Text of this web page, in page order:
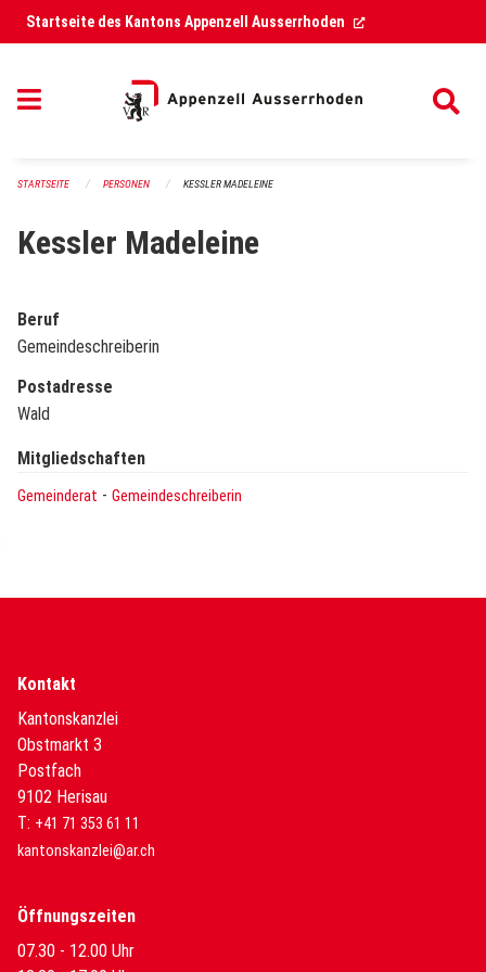
Navigation überspringen
Startseite des Kantons Appenzell Ausserrhoden (External Link)
STARTSEITE PERSONEN KESSLER MADELEINE
Kessler Madeleine
Beruf
Gemeindeschreiberin
Postadresse
Wald
Mitgliedschaften
Gemeinderat - Gemeindeschreiberin
Kontakt
Kantonskanzlei
Obstmarkt 3
Postfach
9102 Herisau
T: +41 71 353 61 11
kantonskanzlei@ar.ch
Öffnungszeiten
07.30 - 12.00 Uhr